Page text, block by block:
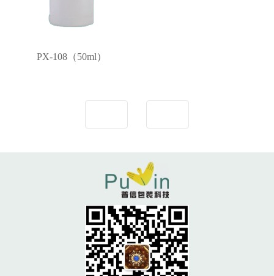
PX-108（50ml）